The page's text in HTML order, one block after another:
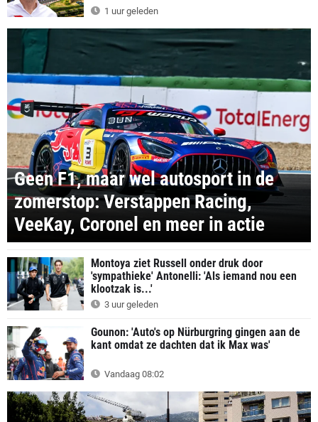
1 uur geleden
Geen F1, maar wel autosport in de
zomerstop: Verstappen Racing,
VeeKay, Coronel en meer in actie
Montoya ziet Russell onder druk door
'sympathieke' Antonelli: 'Als iemand nou een
klootzak is...'
3 uur geleden
Gounon: 'Auto's op Nürburgring gingen aan de
kant omdat ze dachten dat ik Max was'
Vandaag 08:02